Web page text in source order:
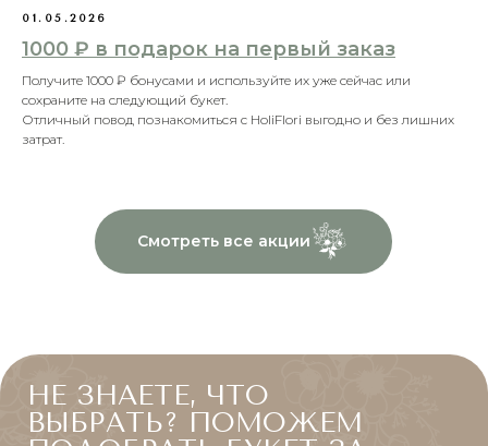
01.05.2026
1000 ₽ в подарок на первый заказ
Получите 1000 ₽ бонусами и используйте их уже сейчас или
сохраните на следующий букет.
Отличный повод познакомиться с HoliFlori выгодно и без лишних
затрат.
часу
ранняя доставка — свяжитесь с нами
Проверим возможность доставки и
времени вручения.